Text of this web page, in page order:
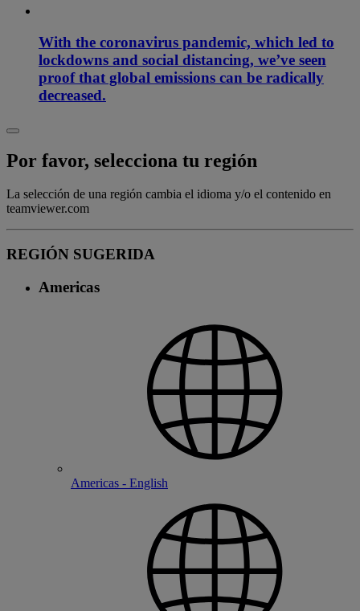
With the coronavirus pandemic, which led to
lockdowns and social distancing, we’ve seen
proof that global emissions can be radically
decreased.
Por favor, selecciona tu región
La selección de una región cambia el idioma y/o el contenido en
teamviewer.com
REGIÓN SUGERIDA
Americas
Americas - English